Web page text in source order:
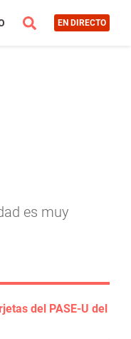
EN DIRECTO
es muy
del PASE-U del